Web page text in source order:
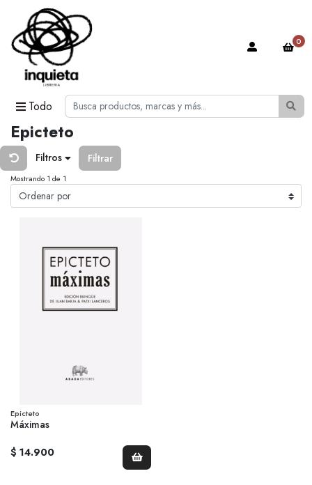
Todo
0
Epicteto
Filtros Filtrar
Mostrando 1 de 1
Epicteto
Máximas
$ 14.900